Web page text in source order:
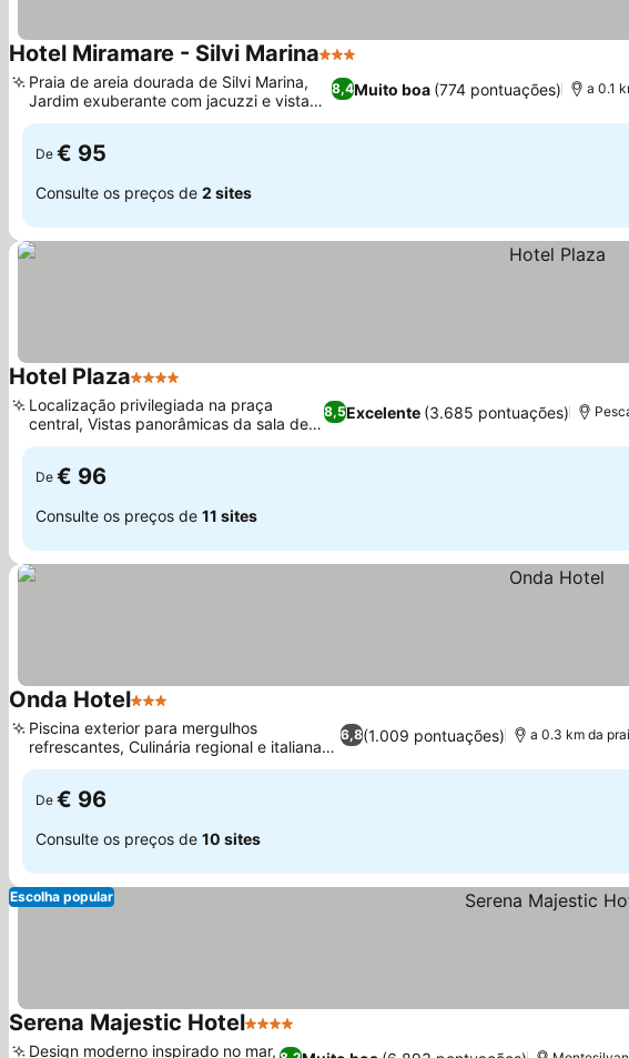
Hotel Miramare - Silvi Marina3 Estrelas
8,4Muito boa (774 pontuações)
Praia de areia dourada de Silvi Marina,
Jardim exuberante com jacuzzi e vista
para o mar
a 0.1
De € 95
Consulte os preços de 2 sites
Hotel Plaza4 Estrelas
8,5Excelente (3.685 pontuações)
Localização privilegiada na praça
central, Vistas panorâmicas da sala de
café da manhã
De € 96
Consulte os preços de 11 sites
Onda Hotel3 Estrelas
6,8(1.009 pontuações)
Piscina exterior para mergulhos
refrescantes, Culinária regional e italiana
autêntica
a 0.3 km da
De € 96
Consulte os preços de 10 sites
Escolha popular
Serena Majestic Hotel4 Estrelas
Design moderno inspirado no mar,